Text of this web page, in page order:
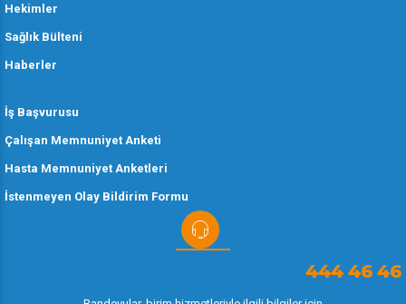
Hekimler
Sağlık Bülteni
Haberler
İş Başvurusu
Çalışan Memnuniyet Anketi
Hasta Memnuniyet Anketleri
İstenmeyen Olay Bildirim Formu
444 46 46